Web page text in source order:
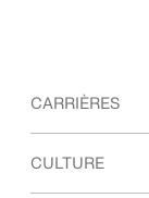
CARRIÈRES
Nos métiers
CULTURE